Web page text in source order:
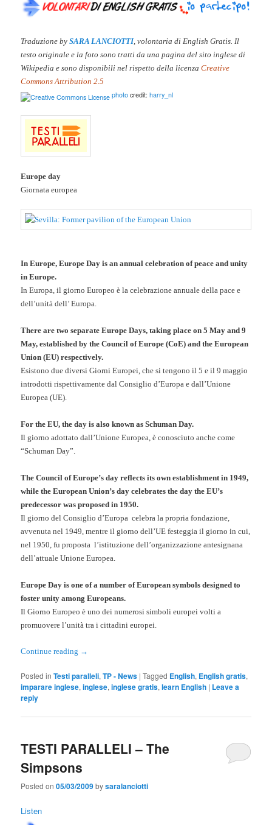
Traduzione bySARA LANCIOTTI, volontaria di English Gratis. Il
testo originale e lafoto sono tratti da una pagina del sito inglese di
Wikipedia e sono disponibili nel rispetto della licenzaCreative
Commons Attribution 2.5
photo credit:harry_nl
Europe day
Giornata europea
In Europe, Europe Day is an annual celebration of peace and unity
in Europe.
In Europa, il giorno Europeo è la celebrazione annuale della pace e
dell’unità dell’ Europa.
There are two separate Europe Days, taking place on 5 May and 9
May, established by the Council of Europe (CoE) and the European
Union (EU) respectively.
Esistono due diversi Giorni Europei, che si tengono il 5 e il 9 maggio
introdotti rispettivamente dal Consiglio d’Europa e dall’Unione
Europea (UE).
For the EU, the day is also known as Schuman Day.
Il giorno adottato dall’Unione Europea, è conosciuto anche come
“Schuman Day”.
The Council of Europe’s day reflects its own establishment in 1949,
while the European Union’s day celebrates the day the EU’s
predecessor was proposed in 1950.
Il giorno del Consiglio d’Europa celebra la propria fondazione,
avvenuta nel 1949, mentre il giorno dell’UE festeggia il giorno in cui,
nel 1950, fu proposta l’istituzione dell’organizzazione antesignana
dell’attuale Unione Europea.
Europe Day is one of a number of European symbols designed to
foster unity among Europeans.
Il Giorno Europeo è uno dei numerosi simboli europei volti a
promuovere l’unità tra i cittadini europei.
Continue reading →
Posted in Testi paralleli,TP - News |Tagged English, English gratis,
imparare inglese,inglese,inglese gratis,learn English | Leave a
reply
TESTI PARALLELI – The
Simpsons
Posted on05/03/2009bysaralanciotti
Listen